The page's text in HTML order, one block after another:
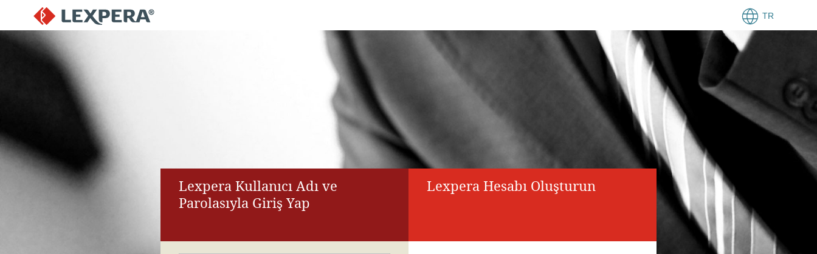
TR
Lexpera Kullanıcı Adı ve
Parolasıyla Giriş Yap
Lexpera Hesabı Oluşturun